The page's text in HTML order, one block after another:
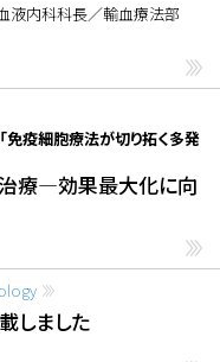
液内科科長／輸血療法部
免疫細胞療法が切り拓く多発
療―効果最大化に向
しました